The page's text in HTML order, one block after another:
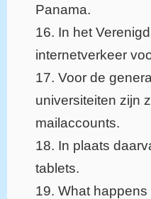
Panama.
16. In het
internetverkeer
17. Voor de
universiteiten zijn
mailaccounts.
18. In plaats
tablets.
19. What happens